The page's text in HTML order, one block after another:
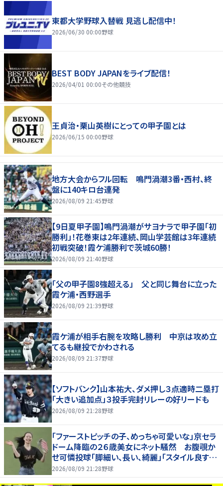
東都大学野球入替戦 見逃し配信中！
2026/06/30 00:00野球
BEST BODY JAPANをライブ配信！
2026/04/01 00:00その他競技
王貞治・栗山英樹にとっての甲子園とは
2026/06/15 00:00野球
地方大会からフル回転 鳴門渦潮3番・西村、終
盤に140キロ台連発
2026/08/09 21:45野球
【9日夏甲子園】鳴門渦潮がサヨナラで甲子園「初
勝利」！花巻東は2年連続、岡山学芸館は3年連続
初戦突破！霞ケ浦勝利で茨城60勝！
2026/08/09 21:40野球
「父の甲子園8強超える」 父と同じ舞台に立った
霞ケ浦・西野選手
2026/08/09 21:39野球
霞ケ浦が相手右腕を攻略し勝利 中京は攻め立
てるも継投でかわされる
2026/08/09 21:37野球
【ソフトバンク】山本祐大、ダメ押し３点適時二塁打
「大きい追加点」３投手完封リレーの好リードも
2026/08/09 21:28野球
「ファーストピッチの子、めっちゃ可愛いな」京セラ
ドーム降臨の２６歳美女にネット騒然 お腹覗か
せ可憐投球「脚細い、長い、綺麗」「スタイル良すぎ
だろ」
2026/08/09 21:28野球